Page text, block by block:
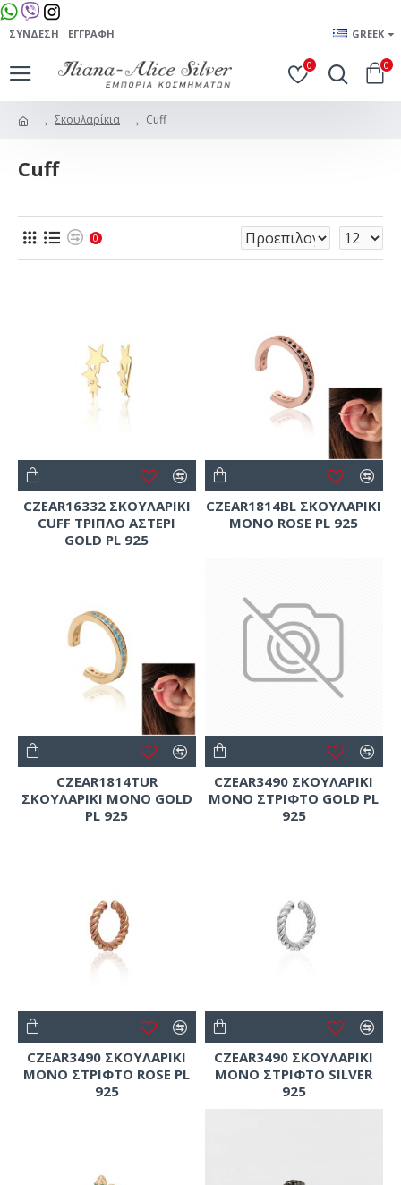
ΣΎΝΔΕΣΗ ΕΓΓΡΑΦΉ GREEK
0 0
Σκουλαρίκια Cuff
Cuff
0
CZEAR16332 ΣΚΟΥΛΑΡΙΚΙ
CUFF ΤΡΙΠΛΟ ΑΣΤΕΡΙ
GOLD PL 925
CZEAR1814BL ΣΚΟΥΛΑΡΙΚΙ
ΜΟΝΟ ROSE PL 925
CZEAR1814TUR
ΣΚΟΥΛΑΡΙΚΙ ΜΟΝΟ GOLD
PL 925
CZEAR3490 ΣΚΟΥΛΑΡΙΚΙ
ΜΟΝΟ ΣΤΡΙΦΤΟ GOLD PL
925
CZEAR3490 ΣΚΟΥΛΑΡΙΚΙ
ΜΟΝΟ ΣΤΡΙΦΤΟ ROSE PL
925
CZEAR3490 ΣΚΟΥΛΑΡΙΚΙ
ΜΟΝΟ ΣΤΡΙΦΤΟ SILVER
925